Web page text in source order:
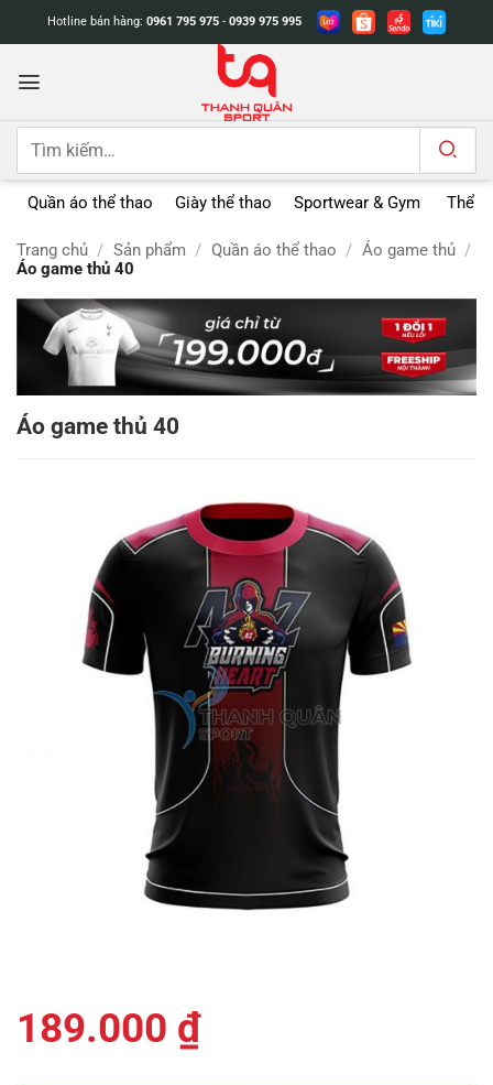
dung
Hotline bán hàng: 0961 795 975 - 0939 975 995
Tìm
Quần áo thể thao Giày thể thao Sportwear & Gym Thể
Trang chủ / Sản phẩm / Quần áo thể thao / Áo game thủ /
Áo game thủ 40
Áo game thủ 40
189.000 ₫